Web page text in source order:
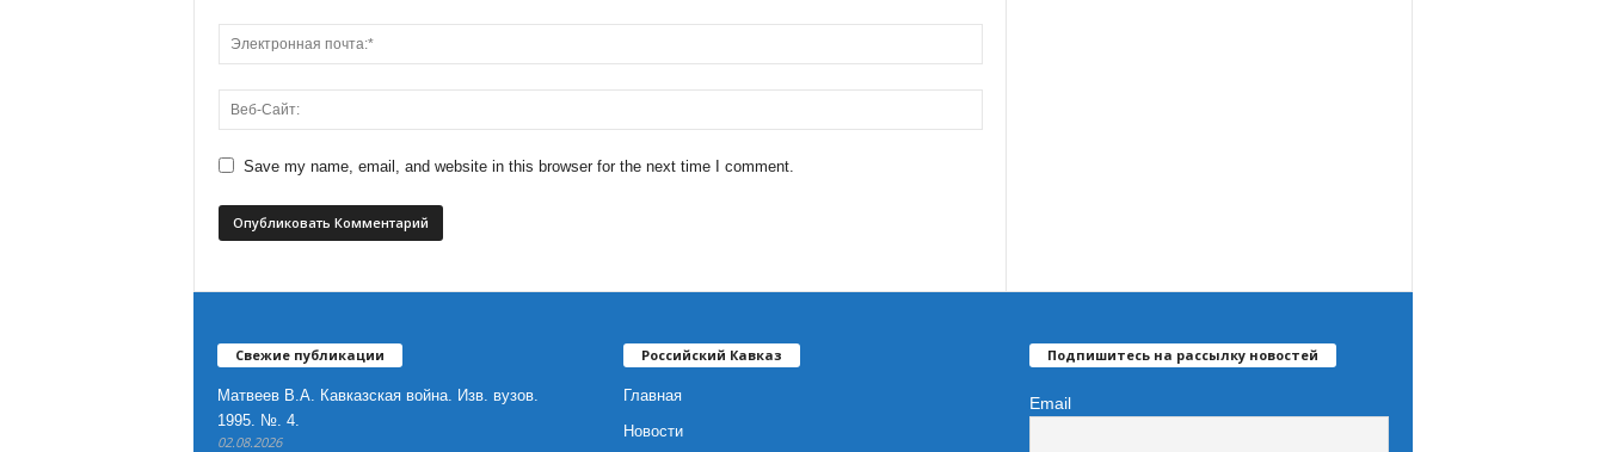
Save my name, email, and website in this browser for the next time I comment.
Свежие публикации
Матвеев В.А. Кавказская война. Изв. вузов.
1995. №. 4.
02.08.2026
Российский Кавказ
Главная
Новости
Подпишитесь на рассылку новостей
Email